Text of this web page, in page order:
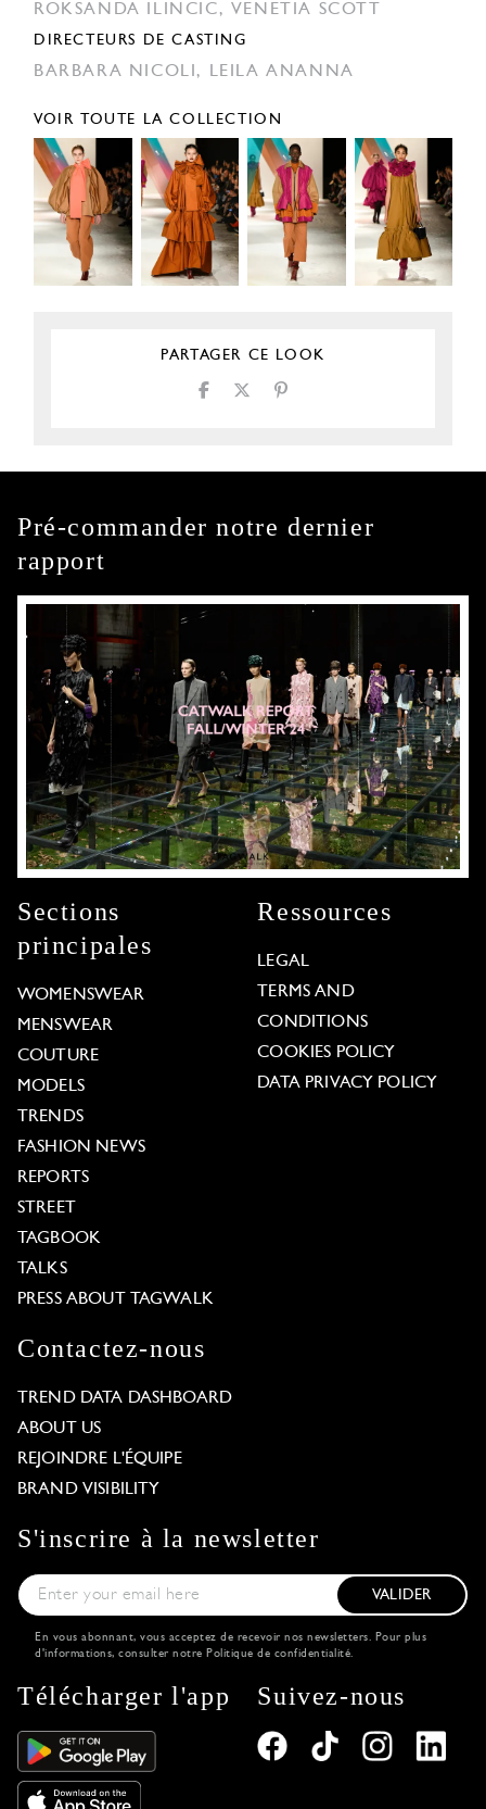
ROKSANDA ILINCIC, VENETIA SCOTT
DIRECTEURS DE CASTING
BARBARA NICOLI, LEILA ANANNA
VOIR TOUTE LA COLLECTION
PARTAGER CE LOOK
Pré-commander notre dernier
rapport
Sections
principales
WOMENSWEAR
MENSWEAR
COUTURE
MODELS
TRENDS
FASHION NEWS
REPORTS
STREET
TAGBOOK
TALKS
PRESS ABOUT TAGWALK
Ressources
LEGAL
TERMS AND
CONDITIONS
COOKIES POLICY
DATA PRIVACY POLICY
Contactez-nous
TREND DATA DASHBOARD
ABOUT US
REJOINDRE L'ÉQUIPE
BRAND VISIBILITY
S'inscrire à la newsletter
VALIDER
En vous abonnant, vous acceptez de recevoir nos newsletters. Pour plus
d'informations, consulter notre Politique de confidentialité.
Télécharger l'app Suivez-nous